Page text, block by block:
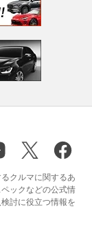
クルマに関するあ
ックなどの公式情
討に役立つ情報を